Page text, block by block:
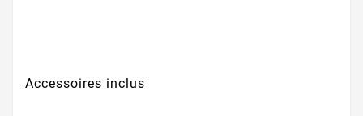
Accessoires inclus